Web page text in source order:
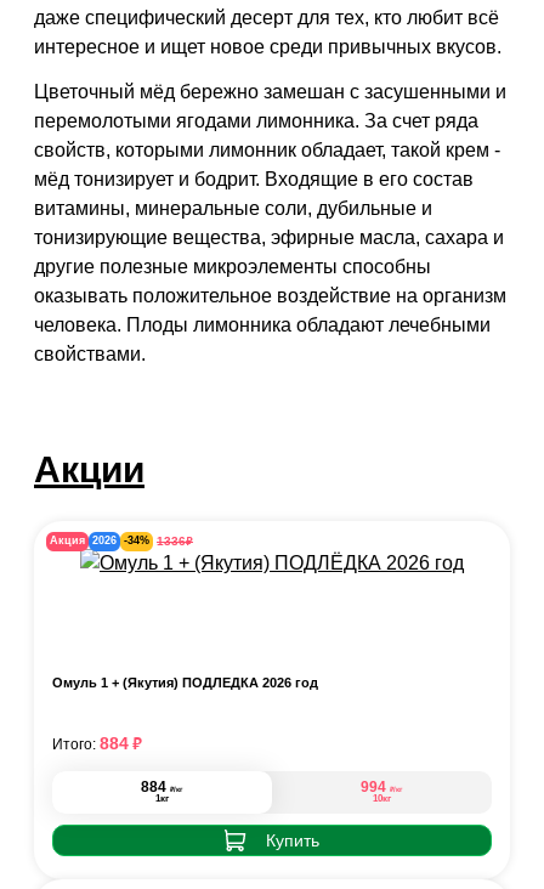
даже специфический десерт для тех, кто любит всё
интересное и ищет новое среди привычных вкусов.
Цветочный мёд бережно замешан с засушенными и
перемолотыми ягодами лимонника. За счет ряда
свойств, которыми лимонник обладает, такой крем -
мёд тонизирует и бодрит. Входящие в его состав
витамины, минеральные соли, дубильные и
тонизирующие вещества, эфирные масла, сахара и
другие полезные микроэлементы способны
оказывать положительное воздействие на организм
человека. Плоды лимонника обладают лечебными
свойствами.
Акции
Акция 2026 -34% 1336₽
Омуль 1 + (Якутия) ПОДЛЁДКА 2026 год
884 ₽/кг
1кг
994 ₽/кг
10кг
Купить
Итого: 884₽